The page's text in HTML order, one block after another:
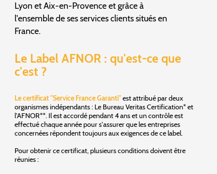
Lyon et Aix-en-Provence et grâce à
l'ensemble de ses services clients situés en
France.
Le Label AFNOR : qu'est-ce que
c'est ?
Le certificat "Service France Garanti"est attribué par deux
organismes indépendants : Le Bureau Veritas Certification* et
l'AFNOR**. Il est accordé pendant 4 ans et un contrôle est
effectué chaque année pour s'assurer que les entreprises
concernées répondent toujours aux exigences de ce label.
Pour obtenir ce certificat, plusieurs conditions doivent être
réunies :